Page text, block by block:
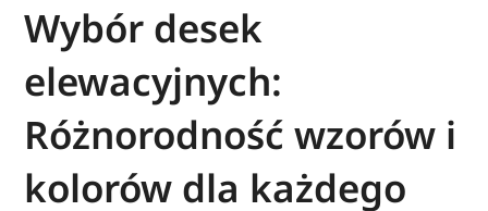
Wybór desek
elewacyjnych:
Różnorodność wzorów i
kolorów dla każdego